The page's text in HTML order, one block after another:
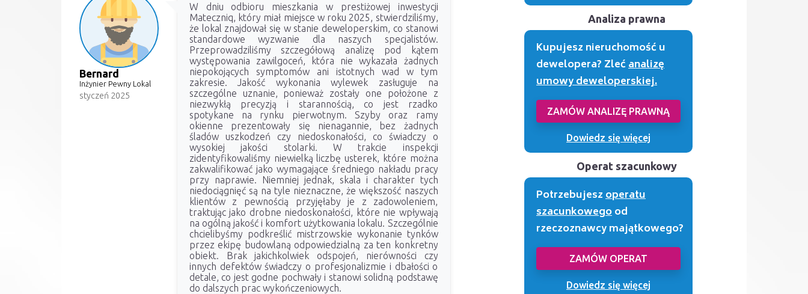
Bernard
Inżynier Pewny Lokal
styczeń 2025
W dniu odbioru mieszkania w prestiżowej inwestycji
Mateczniq, który miał miejsce w roku 2025, stwierdziliśmy,
że lokal znajdował się w stanie deweloperskim, co stanowi
standardowe wyzwanie dla naszych specjalistów.
Przeprowadziliśmy szczegółową analizę pod kątem
występowania zawilgoceń, która nie wykazała żadnych
niepokojących symptomów ani istotnych wad w tym
zakresie. Jakość wykonania wylewek zasługuje na
szczególne uznanie, ponieważ zostały one położone z
niezwykłą precyzją i starannością, co jest rzadko
spotykane na rynku pierwotnym. Szyby oraz ramy
okienne prezentowały się nienagannie, bez żadnych
śladów uszkodzeń czy niedoskonałości, co świadczy o
wysokiej jakości stolarki. W trakcie inspekcji
zidentyfikowaliśmy niewielką liczbę usterek, które można
zakwalifikować jako wymagające średniego nakładu pracy
przy naprawie. Niemniej jednak, skala i charakter tych
niedociągnięć są na tyle nieznaczne, że większość naszych
klientów z pewnością przyjęłaby je z zadowoleniem,
traktując jako drobne niedoskonałości, które nie wpływają
na ogólną jakość i komfort użytkowania lokalu. Szczególnie
chcielibyśmy podkreślić mistrzowskie wykonanie tynków
przez ekipę budowlaną odpowiedzialną za ten konkretny
obiekt. Brak jakichkolwiek odspojeń, nierówności czy
innych defektów świadczy o profesjonalizmie i dbałości o
detale, co jest godne pochwały i stanowi solidną podstawę
do dalszych prac wykończeniowych.
Analiza prawna
Kupujesz nieruchomość u
dewelopera? Zlećanalizę
umowy deweloperskiej.
ZAMÓW ANALIZĘ PRAWNĄ
Dowiedz się więcej
Operat szacunkowy
Potrzebujeszoperatu
szacunkowegood
rzeczoznawcy majątkowego?
ZAMÓW OPERAT
Dowiedz się więcej